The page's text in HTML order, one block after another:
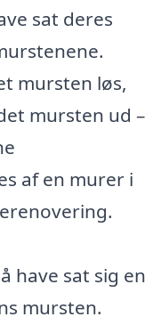
sat deres
mursten løs,
mursten ud –
af en murer i
have sat sig en
mursten.